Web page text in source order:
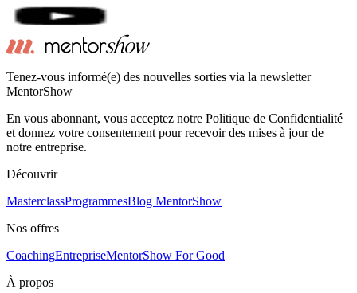
Tenez-vous informé(e) des nouvelles sorties via la newsletter
MentorShow
En vous abonnant, vous acceptez notre Politique de Confidentialité
et donnez votre consentement pour recevoir des mises à jour de
notre entreprise.
Découvrir
MasterclassProgrammesBlog MentorShow
Nos offres
CoachingEntrepriseMentorShow For Good
À propos